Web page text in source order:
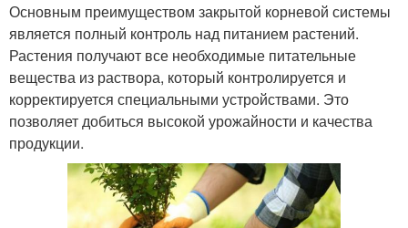
Основным преимуществом закрытой корневой системы
является полный контроль над питанием растений.
Растения получают все необходимые питательные
вещества из раствора, который контролируется и
корректируется специальными устройствами. Это
позволяет добиться высокой урожайности и качества
продукции.